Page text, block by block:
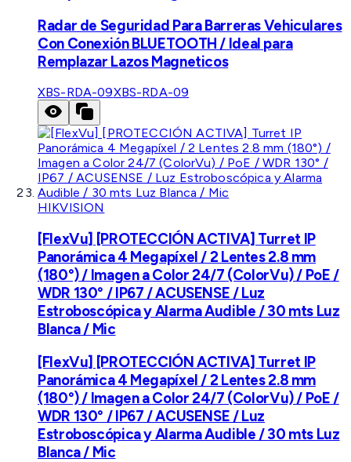
Radar de Seguridad Para Barreras Vehiculares
Con Conexión BLUETOOTH / Ideal para
Remplazar Lazos Magneticos
XBS-RDA-09XBS-RDA-09
HIKVISION
[FlexVu] [PROTECCIÓN ACTIVA] Turret IP
Panorámica 4 Megapíxel / 2 Lentes 2.8 mm
(180°) / Imagen a Color 24/7 (ColorVu) / PoE /
WDR 130° / IP67 / ACUSENSE / Luz
Estroboscópica y Alarma Audible / 30 mts Luz
Blanca / Mic
[FlexVu] [PROTECCIÓN ACTIVA] Turret IP
Panorámica 4 Megapíxel / 2 Lentes 2.8 mm
(180°) / Imagen a Color 24/7 (ColorVu) / PoE /
WDR 130° / IP67 / ACUSENSE / Luz
Estroboscópica y Alarma Audible / 30 mts Luz
Blanca / Mic